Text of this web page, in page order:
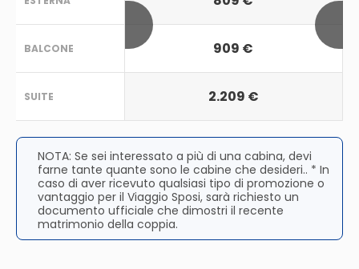
BALCONE
SUITE
909 €
2.209 €
NOTA: Se sei interessato a più di una cabina, devi
farne tante quante sono le cabine che desideri.. * In
caso di aver ricevuto qualsiasi tipo di promozione o
vantaggio per il Viaggio Sposi, sarà richiesto un
documento ufficiale che dimostri il recente
matrimonio della coppia.